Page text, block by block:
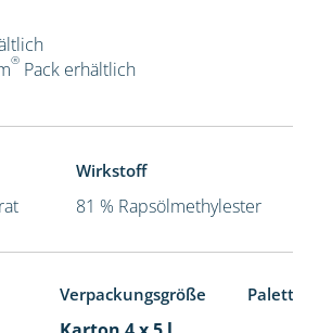
®Pack erhältlich
Wirkstoff
81 % Rapsölmethylester
Verpackungsgröße